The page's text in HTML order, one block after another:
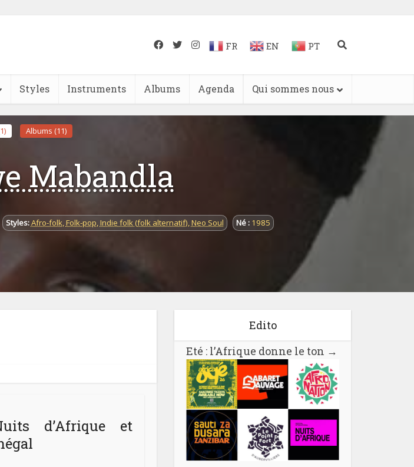
FR EN PT
Styles Instruments Albums Agenda Qui sommes nous
Albums (11)
Mabandla
Styles:Afro-folk,Folk-pop,Indie folk (folk alternatif),Neo Soul Né : 1985
d’Afrique et
Edito
Eté : l’Afrique donne le ton →